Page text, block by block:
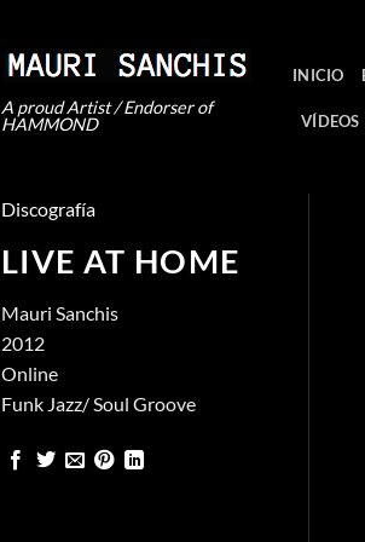
A proud Artist / Endorser of
HAMMOND
INICIO
VÍDEOS
Discografía
LIVE AT HOME
Mauri Sanchis
2012
Online
Funk Jazz/ Soul Groove